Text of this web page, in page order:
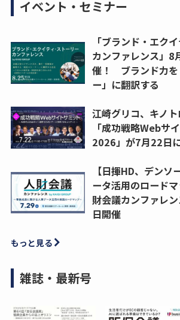
イベント・セミナー
「ブランド・エク
カンファレンス」8
催！ ブランド力を
ー」に翻訳する
江崎グリコ、キノ
「成功戦略Webサ
2026」が7月22日
【日揮HD、デン
ータ活用のロード
財会議カンファレ
日開催
もっと見る
雑誌・最新号